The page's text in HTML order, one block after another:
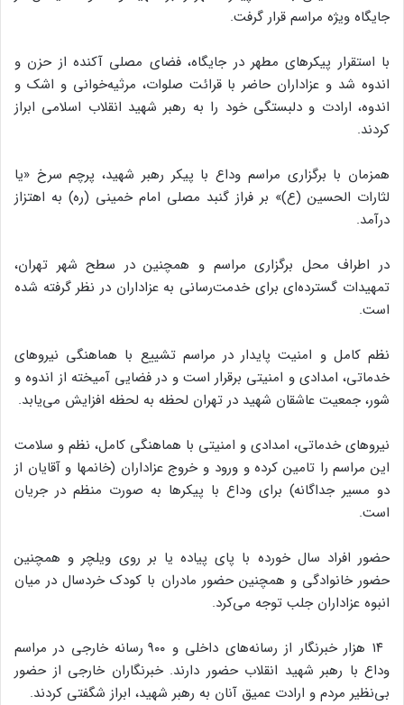
جایگاه ویژه مراسم قرار گرفت.
با استقرار پیکرهای مطهر در جایگاه، فضای مصلی آکنده از حزن و
اندوه شد و عزاداران حاضر با قرائت صلوات، مرثیه‌خوانی و اشک و
اندوه، ارادت و دلبستگی خود را به رهبر شهید انقلاب اسلامی ابراز
کردند.
همزمان با برگزاری مراسم وداع با پیکر رهبر شهید، پرچم سرخ «یا
لثارات الحسین (ع)» بر فراز گنبد مصلی امام خمینی (ره) به اهتزاز
درآمد.
در اطراف محل برگزاری مراسم و همچنین در سطح شهر تهران،
تمهیدات گسترده‌ای برای خدمت‌رسانی به عزاداران در نظر گرفته شده
است.
نظم کامل و امنیت پایدار در مراسم تشییع با هماهنگی نیروهای
خدماتی، امدادی و امنیتی برقرار است و در فضایی آمیخته از اندوه و
شور، جمعیت عاشقان شهید در تهران لحظه به لحظه افزایش می‌یابد.
نیروهای خدماتی، امدادی و امنیتی با هماهنگی کامل، نظم و سلامت
این مراسم را تامین کرده و ورود و خروج عزاداران (خانمها و آقایان از
دو مسیر جداگانه) برای وداع با پیکرها به صورت منظم در جریان
است.
حضور افراد سال خورده با پای پیاده یا بر روی ویلچر و همچنین
حضور خانوادگی و همچنین حضور مادران با کودک خردسال در میان
انبوه عزاداران جلب توجه می‌کرد.
۱۴ هزار خبرنگار از رسانه‌های داخلی و ۹۰۰ رسانه خارجی در مراسم
وداع با رهبر شهید انقلاب حضور دارند. خبرنگاران خارجی از حضور
بی‌نظیر مردم و ارادت عمیق آنان به رهبر شهید، ابراز شگفتی کردند.